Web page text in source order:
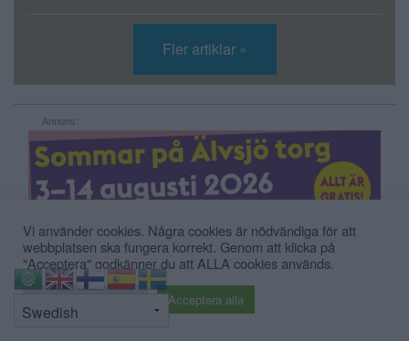
Fler artiklar »
Annons:
Vi använder cookies. Några cookies är nödvändiga för att
webbplatsen ska fungera korrekt. Genom att klicka på
"Acceptera" godkänner du att ALLA cookies används.
Acceptera alla